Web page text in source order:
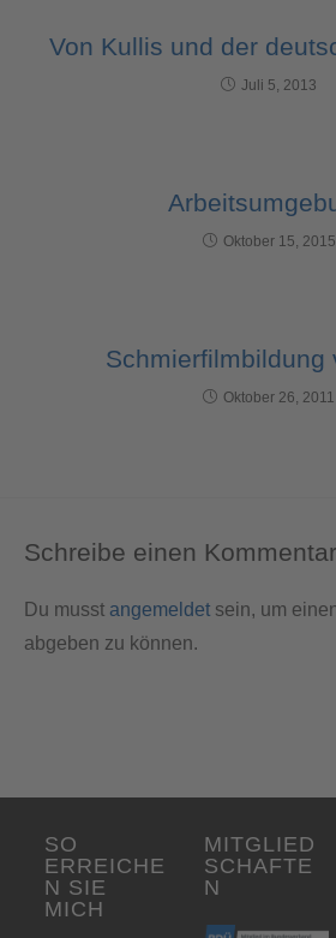
Von Kullis und der
Juli 5, 2013
Oktober 15, 2015
Schmierfilmbildung
Oktober 26, 2011
Schreibe einen Kommentar
Du musst angemeldet sein, um
abgeben zu können.
SO
ERREICHE
N SIE
MICH
MITGLIED
SCHAFTE
N